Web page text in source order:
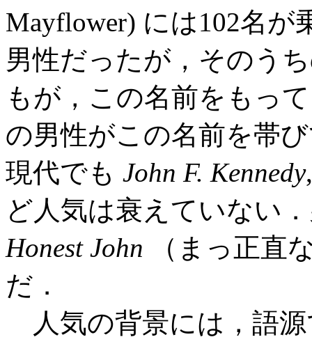
Mayflower) には102名
男性だったが，そのう
もが，この名前をもっ
の男性がこの名前を帯
現代でも John F. Kennedy
ど人気は衰えていない
Honest John （まっ正直
だ．
人気の背景には，語